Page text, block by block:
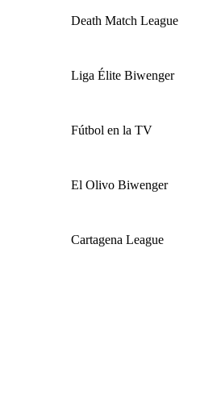
Death Match League
Liga Élite Biwenger
Fútbol en la TV
El Olivo Biwenger
Cartagena League